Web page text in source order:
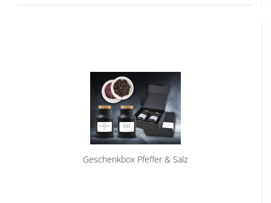
Geschenkbox Pfeffer & Salz